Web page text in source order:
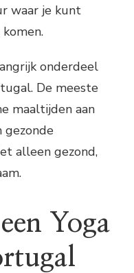
waar je kunt
onderdeel
De meeste
maaltijden aan
gezonde
alleen gezond,
Yoga